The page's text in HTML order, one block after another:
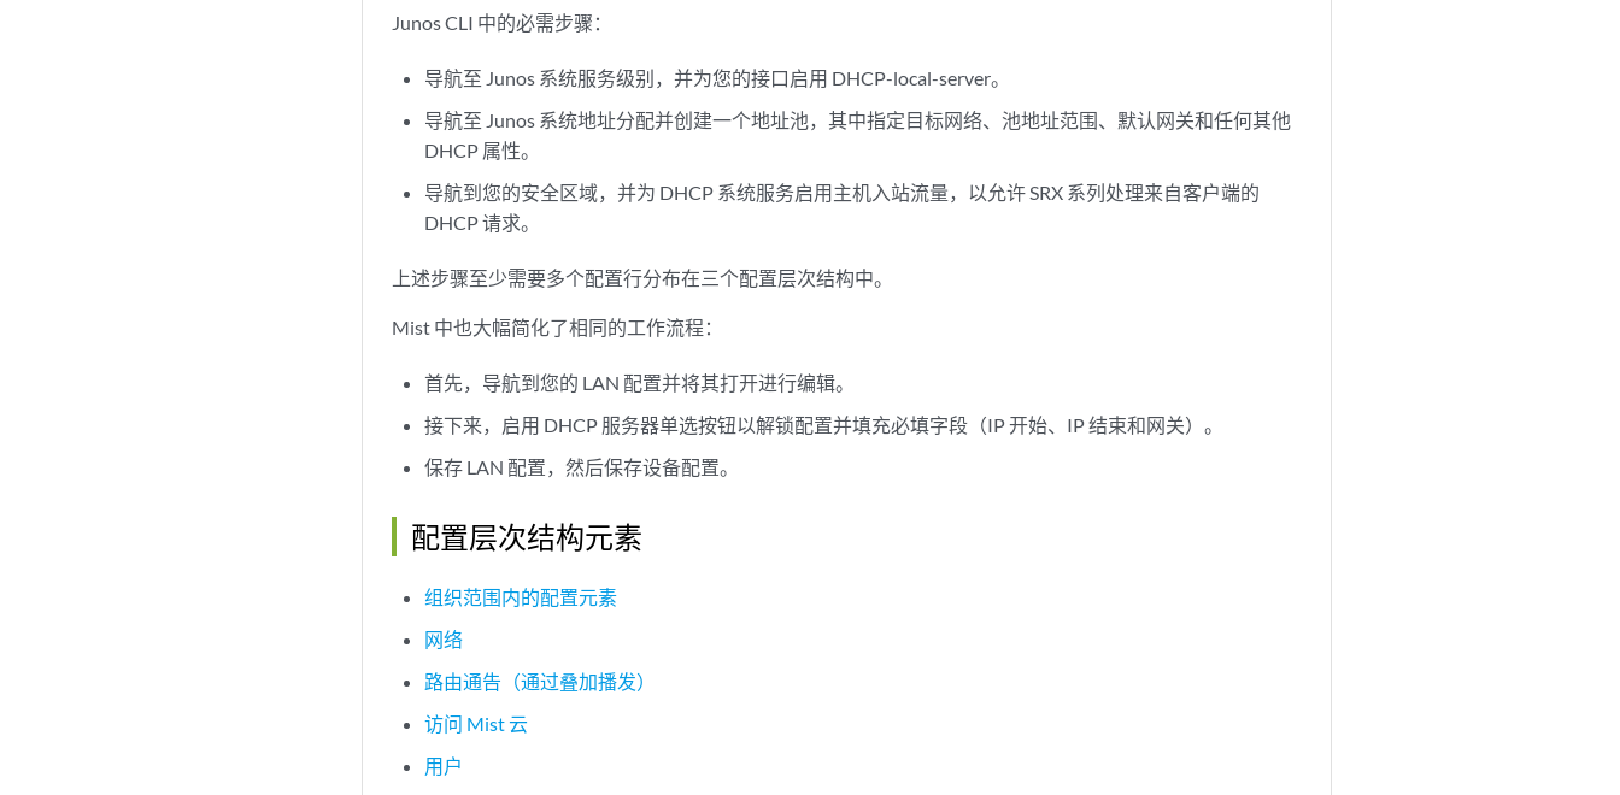
Junos CLI 中的必需步骤：
导航至 Junos 系统服务级别，并为您的接口启用 DHCP-local-server。
导航至 Junos 系统地址分配并创建一个地址池，其中指定目标网络、池地址范围、默认网关和任何其他
DHCP 属性。
导航到您的安全区域，并为 DHCP 系统服务启用主机入站流量，以允许 SRX 系列处理来自客户端的
DHCP 请求。
上述步骤至少需要多个配置行分布在三个配置层次结构中。
Mist 中也大幅简化了相同的工作流程：
首先，导航到您的 LAN 配置并将其打开进行编辑。
接下来，启用 DHCP 服务器单选按钮以解锁配置并填充必填字段（IP 开始、IP 结束和网关）。
保存 LAN 配置，然后保存设备配置。
配置层次结构元素
组织范围内的配置元素
网络
路由通告（通过叠加播发）
访问 Mist 云
用户